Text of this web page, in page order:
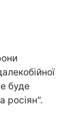
буде
росіян".